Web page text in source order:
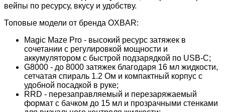
вейпы по ресурсу, вкусу и удобству.
Топовые модели от бренда OXBAR:
Magic Maze Pro - высокий ресурс затяжек в
сочетании с регулировкой мощности и
аккумулятором с быстрой подзарядкой по USB-C;
G8000 - до 8000 затяжек благодаря 16 мл жидкости,
сетчатая спираль 1.2 Ом и компактный корпус с
удобной посадкой в руке;
RRD - перезаправляемый и перезаряжаемый
формат с бачком до 15 мл и прозрачными стенками